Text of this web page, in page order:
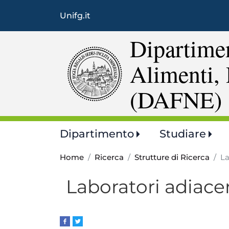
Unifg.it
Alimenti,
(DAFNE)
Main
navigation
Dipartimento Studiare
Home Ricerca Strutture di Ricerca
Laboratori